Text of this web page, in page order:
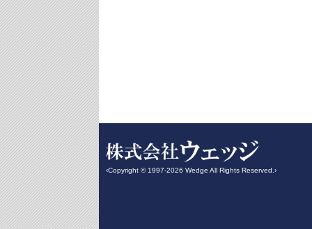
‹Copyright © 1997-2026 Wedge All Rights Reserved.›